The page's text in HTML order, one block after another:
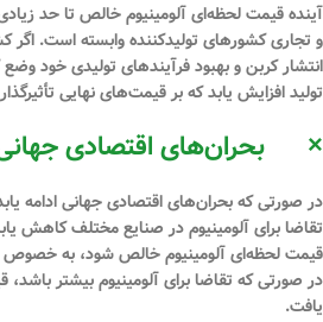
آینده قیمت لحظه‌ای آلومینیوم خالص تا حد
و تجاری کشورهای تولیدکننده وابسته است. اگر
انتشار کربن و بهبود فرآیندهای تولیدی خود
تولید افزایش یابد که بر قیمت‌های نهایی
× بحران‌های اقتصادی
در صورتی که بحران‌های اقتصادی جهانی ادامه
تقاضا برای آلومینیوم در صنایع مختلف کاهش
قیمت لحظه‌ای آلومینیوم خالص شود، به خصوص
در صورتی که تقاضا برای آلومینیوم بیشتر
یافت.